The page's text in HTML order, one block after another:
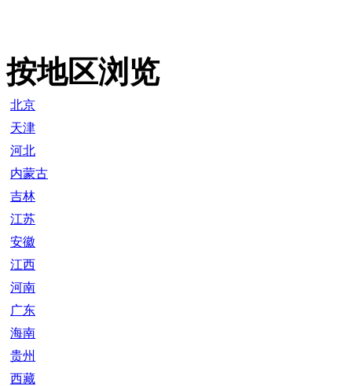
按地区浏览
北京
天津
河北
内蒙古
吉林
江苏
安徽
江西
河南
广东
海南
贵州
西藏